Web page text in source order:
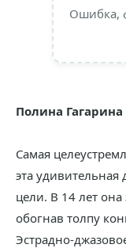
Ошибка,
Полина Гагарина
Самая
эта удивительная
цели. В 14 лет
обогнав толпу
Эстрадно-